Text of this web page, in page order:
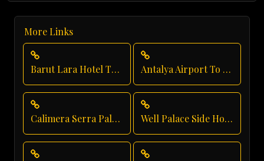
More Links
Barut Lara Hotel Transfer Antalya Airport To Crystal Paraiso Verde Resort
Calimera Serra Palace Hotel Transfer Well Palace Side Hotel Transfer